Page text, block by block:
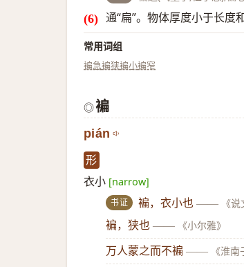
通“扁”。物体厚度小于长
常用词组
褊急褊狭褊小褊窄
◎褊
pián
形
衣小 [narrow]
书证 褊，衣小也 —— 《说
褊，狭也 —— 《小尔雅》
万人蒙之而不褊 —— 《淮南